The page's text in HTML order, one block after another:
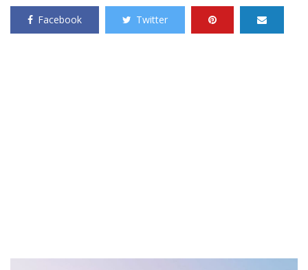
Facebook Twitter